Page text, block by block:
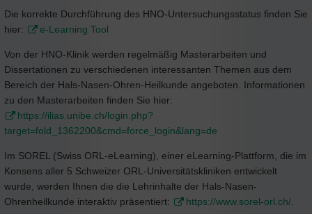
Die korrekte Durchführung des HNO-Untersuchungsstatus finden Sie
hier:
e-Learning Tool
Von der HNO-Klinik werden regelmäßig Masterarbeiten und
Dissertationen zu verschiedenen interessanten Themen aus dem
Bereich der Hals-Nasen-Ohren-Heilkunde angeboten. Informationen
zu den Masterarbeiten finden Sie hier:
https://ilias.unibe.ch/login.php?
target=fold_1362200&cmd=force_login&lang=de
Im SOREL (Swiss ORL-eLearning), einer eLearning-Plattform, die im
Konsens aller 5 Schweizer ORL-Universitätskliniken entwickelt
wurde, werden Ihnen die die Lehrinhalte der Hals-Nasen-
Ohrenheilkunde interaktiv präsentiert:
https://www.sorel-orl.ch/